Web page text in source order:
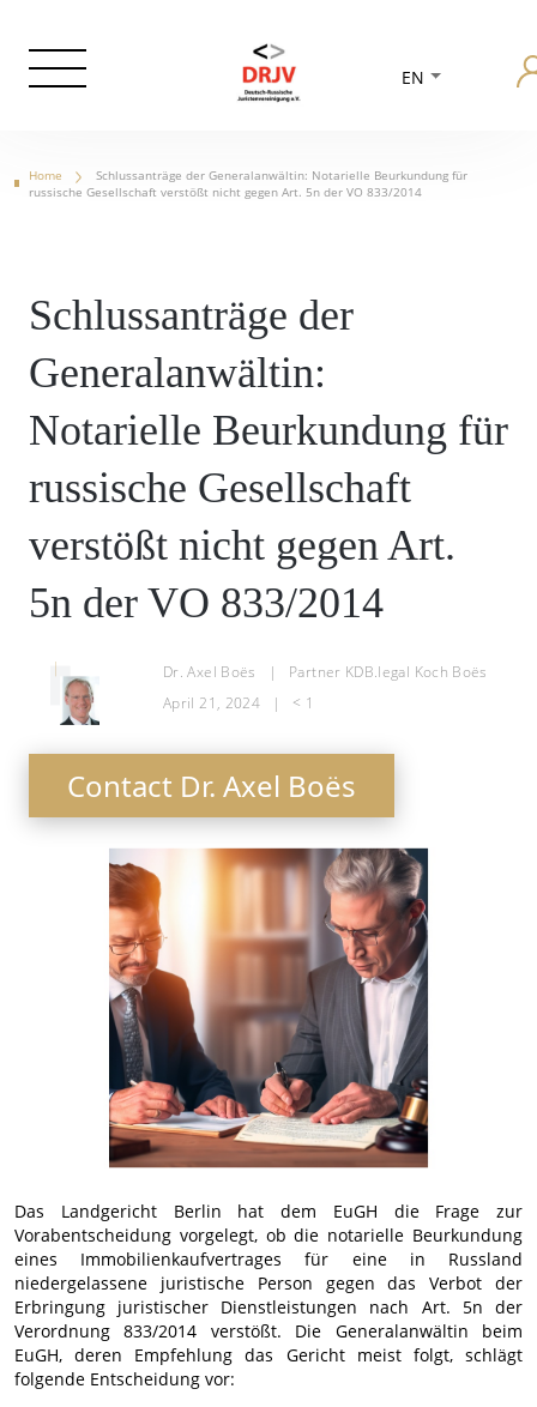
EN
Home
Schlussanträge der Generalanwältin: Notarielle Beurkundung für
russische Gesellschaft verstößt nicht gegen Art. 5n der VO 833/2014
Schlussanträge der
Generalanwältin:
Notarielle Beurkundung für
russische Gesellschaft
verstößt nicht gegen Art.
5n der VO 833/2014
Dr. Axel Boës |
Partner KDB.legal Koch Boës
April 21, 2024
| < 1
Contact Dr. Axel Boës
Das Landgericht Berlin hat dem EuGH die Frage zur
Vorabentscheidung vorgelegt, ob die notarielle Beurkundung
eines Immobilienkaufvertrages für eine in Russland
niedergelassene juristische Person gegen das Verbot der
Erbringung juristischer Dienstleistungen nach Art. 5n der
Verordnung 833/2014 verstößt. Die Generalanwältin beim
EuGH, deren Empfehlung das Gericht meist folgt, schlägt
folgende Entscheidung vor: